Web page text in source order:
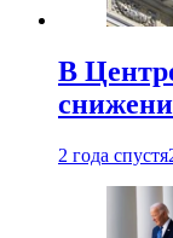
В
2 года спустя